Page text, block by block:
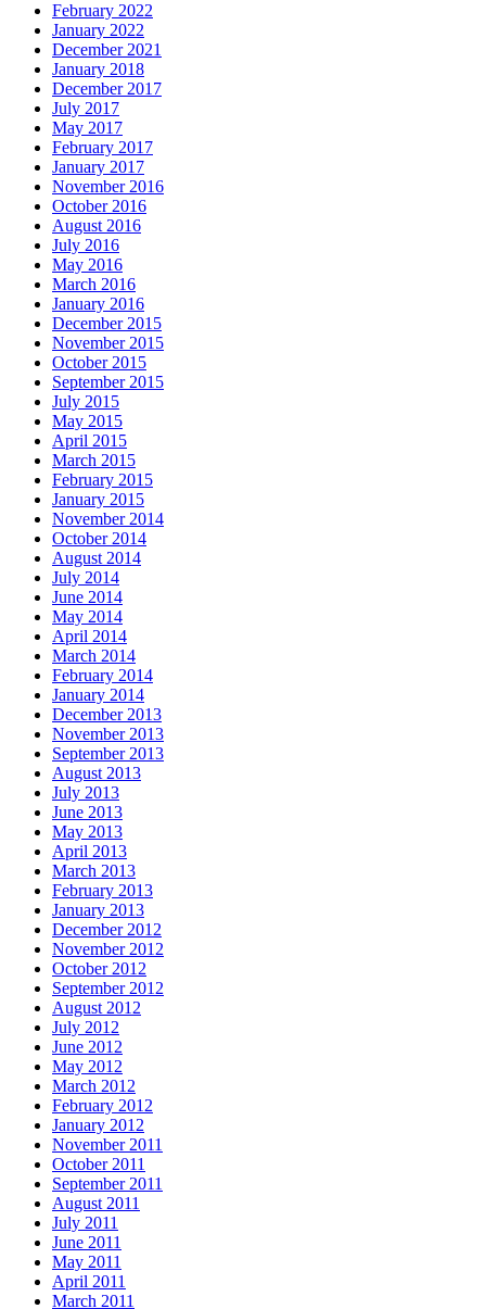
February 2022
January 2022
December 2021
January 2018
December 2017
July 2017
May 2017
February 2017
January 2017
November 2016
October 2016
August 2016
July 2016
May 2016
March 2016
January 2016
December 2015
November 2015
October 2015
September 2015
July 2015
May 2015
April 2015
March 2015
February 2015
January 2015
November 2014
October 2014
August 2014
July 2014
June 2014
May 2014
April 2014
March 2014
February 2014
January 2014
December 2013
November 2013
September 2013
August 2013
July 2013
June 2013
May 2013
April 2013
March 2013
February 2013
January 2013
December 2012
November 2012
October 2012
September 2012
August 2012
July 2012
June 2012
May 2012
March 2012
February 2012
January 2012
November 2011
October 2011
September 2011
August 2011
July 2011
June 2011
May 2011
April 2011
March 2011